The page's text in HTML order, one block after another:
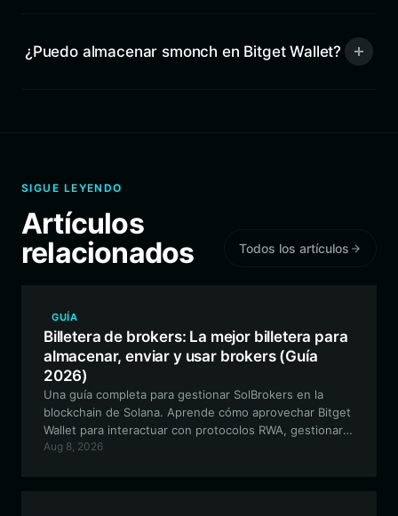
¿Puedo almacenar smonch en Bitget Wallet?
SIGUE LEYENDO
Artículos
relacionados
Todos los artículos
GUÍA
Billetera de brokers: La mejor billetera para
almacenar, enviar y usar brokers (Guía
2026)
Una guía completa para gestionar SolBrokers en la
blockchain de Solana. Aprende cómo aprovechar Bitget
Wallet para interactuar con protocolos RWA, gestionar
la exposición a acciones tokenizadas y asegurar tus
Aug 8, 2026